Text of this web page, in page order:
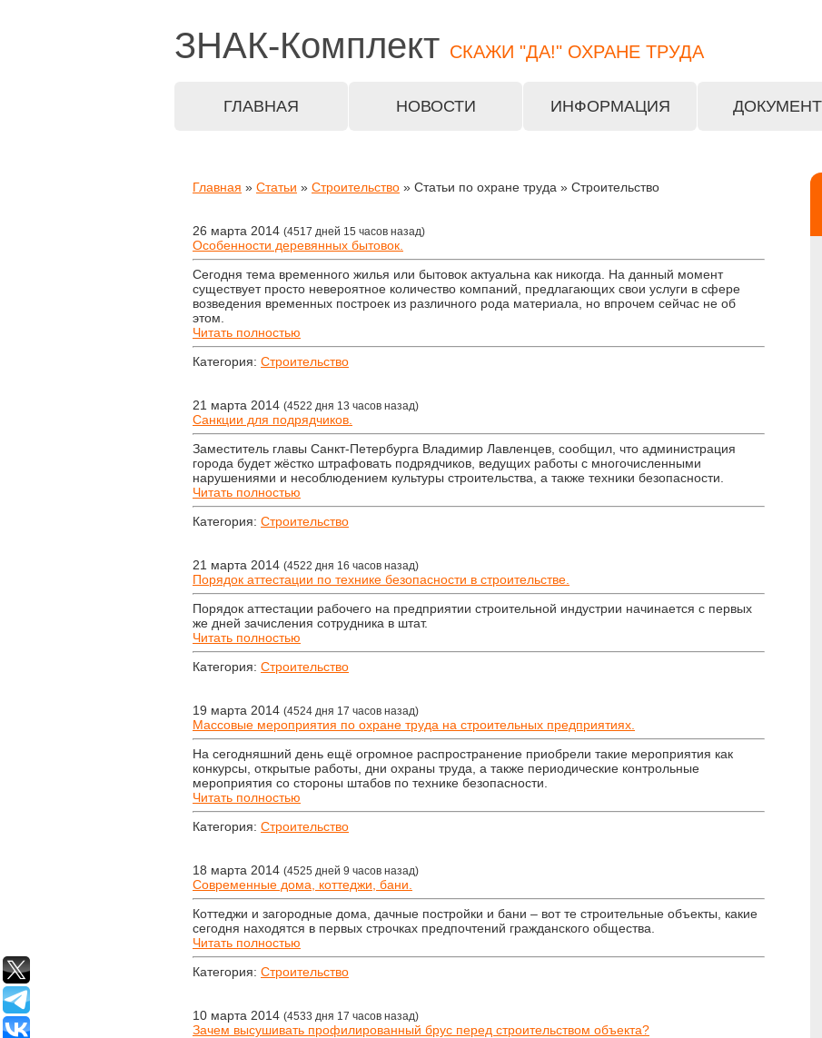
ЗНАК-Комплект СКАЖИ "ДА!" ОХРАНЕ ТРУДА
ГЛАВНАЯ НОВОСТИ ИНФОРМАЦИЯ
Главная » Статьи » Строительство » Статьи по охране труда » Строительство
26 марта 2014 (4517 дней 15 часов назад)
Особенности деревянных бытовок.
Сегодня тема временного жилья или бытовок актуальна как никогда. На данный момент
существует просто невероятное количество компаний, предлагающих свои услуги в сфере
возведения временных построек из различного рода материала, но впрочем сейчас не об
этом.
Читать полностью
Категория: Строительство
21 марта 2014 (4522 дня 13 часов назад)
Санкции для подрядчиков.
Заместитель главы Санкт-Петербурга Владимир Лавленцев, сообщил, что администрация
города будет жёстко штрафовать подрядчиков, ведущих работы с многочисленными
нарушениями и несоблюдением культуры строительства, а также техники безопасности.
Читать полностью
Категория: Строительство
21 марта 2014 (4522 дня 16 часов назад)
Порядок аттестации по технике безопасности в строительстве.
Порядок аттестации рабочего на предприятии строительной индустрии начинается с первых
же дней зачисления сотрудника в штат.
Читать полностью
Категория: Строительство
19 марта 2014 (4524 дня 17 часов назад)
Массовые мероприятия по охране труда на строительных предприятиях.
На сегодняшний день ещё огромное распространение приобрели такие мероприятия как
конкурсы, открытые работы, дни охраны труда, а также периодические контрольные
мероприятия со стороны штабов по технике безопасности.
Читать полностью
Категория: Строительство
18 марта 2014 (4525 дней 9 часов назад)
Современные дома, коттеджи, бани.
Коттеджи и загородные дома, дачные постройки и бани – вот те строительные объекты, какие
сегодня находятся в первых строчках предпочтений гражданского общества.
Читать полностью
Категория: Строительство
10 марта 2014 (4533 дня 17 часов назад)
Зачем высушивать профилированный брус перед строительством объекта?